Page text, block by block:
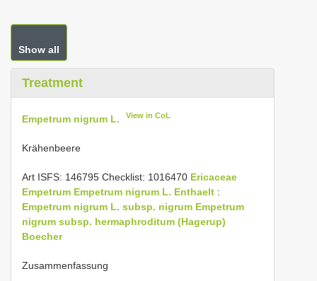
Show all
Treatment
Empetrum nigrum L. View in CoL
Krähenbeere
Art ISFS: 146795 Checklist: 1016470 Ericaceae
Empetrum Empetrum nigrum L. Enthaelt :
Empetrum nigrum L. subsp. nigrum Empetrum
nigrum subsp. hermaphroditum (Hagerup)
Boecher
Zusammenfassung